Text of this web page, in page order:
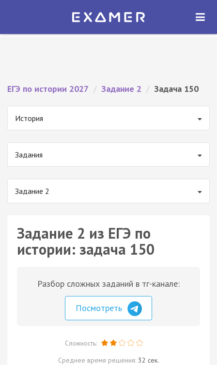
Экзамер — ЕГЭ 2027
ОТКРЫТЬ
ЕГЭ по истории 2027 / Задание 2 / Задача 150
История
Задания
Задание 2
Задание 2 из ЕГЭ по
истории: задача 150
Разбор сложных заданий в тг-канале:
Посмотреть
Сложность:
Среднее время решения: 32 сек.